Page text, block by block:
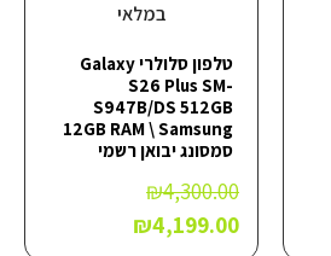
במלאי
טלפון סלולרי Galaxy
S26 Plus SM-
S947B/DS 512GB
12GB RAM \ Samsung
סמסונג יבואן רשמי
₪4,300.00
₪4,199.00